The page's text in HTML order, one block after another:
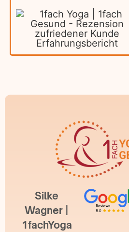
Silke
Wagner |
1fachYoga